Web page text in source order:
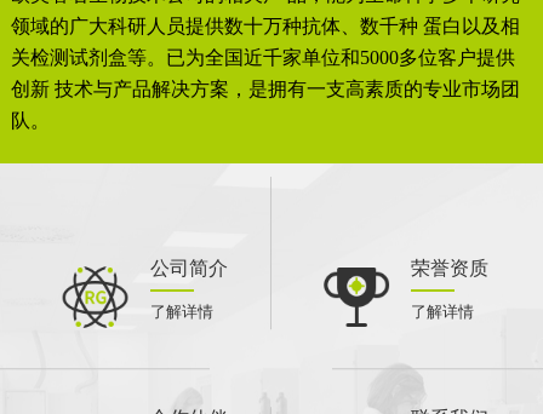
领域的广大科研人员提供数十万种抗体、数千种 蛋白以及相
关检测试剂盒等。已为全国近千家单位和5000多位客户提供
创新 技术与产品解决方案，是拥有一支高素质的专业市场团
队。
公司简介
了解详情
荣誉资质
了解详情